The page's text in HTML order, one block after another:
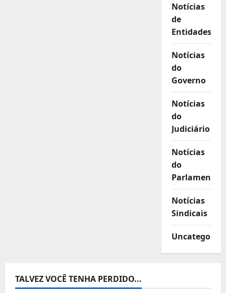
Notícias
de
Entidades
Notícias
do
Governo
Notícias
do
Judiciário
Notícias
do
Parlamento
Notícias
Sindicais
TALVEZ VOCÊ TENHA PERDIDO...